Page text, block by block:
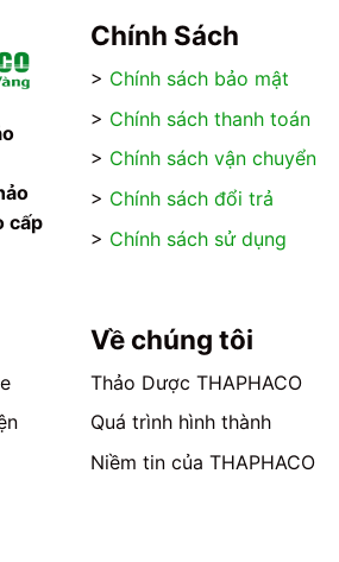
cấp
Chính Sách
> Chính sách bảo mật
> Chính sách thanh toán
> Chính sách vận chuyển
> Chính sách đổi trả
> Chính sách sử dụng
Về chúng tôi
Thảo Dược THAPHACO
Quá trình hình thành
Niềm tin của THAPHACO